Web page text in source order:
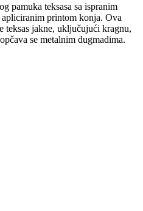
pamuka teksasa sa ispranim
printom konja. Ova
teksas jakne, uključujući kragnu,
se metalnim dugmadima.